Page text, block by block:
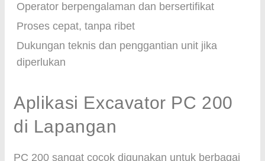
Operator berpengalaman dan bersertifikat
Proses cepat, tanpa ribet
Dukungan teknis dan penggantian unit jika
diperlukan
Aplikasi Excavator PC 200
di Lapangan
PC 200 sangat cocok digunakan untuk berbagai